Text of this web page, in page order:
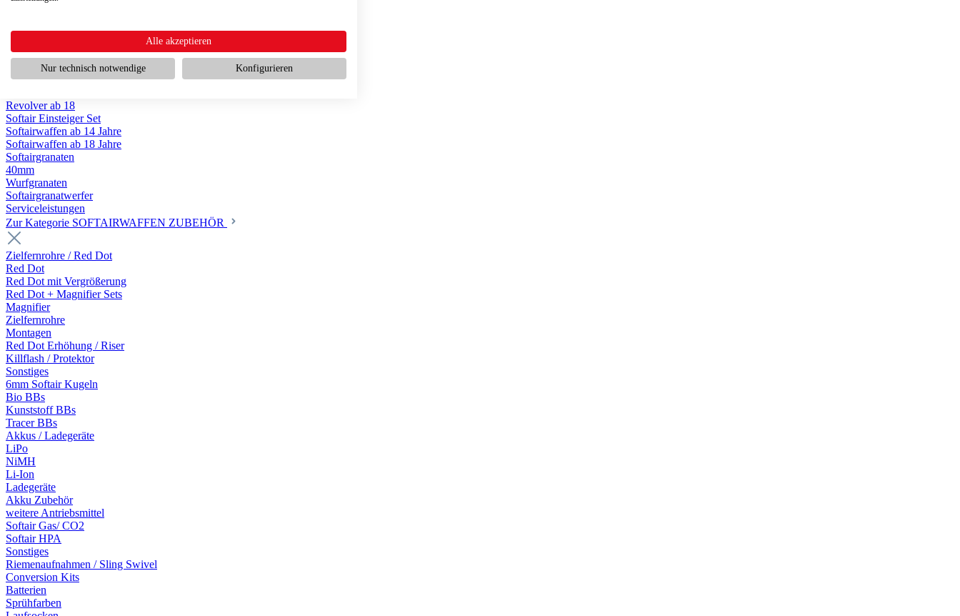
Scharfschützengewehr ab 18
Softair Pistolen
Softair Pistolen elektrisch ab 14
Softair Pistolen Federdruck ab 14
Softair Pistolen HPA Luftdruck ab 18
Revolver ab 18
Softair Einsteiger Set
Softairwaffen ab 14 Jahre
Softairwaffen ab 18 Jahre
Softairgranaten
40mm
Wurfgranaten
Softairgranatwerfer
Serviceleistungen
Zur Kategorie SOFTAIRWAFFEN ZUBEHÖR
Zielfernrohre / Red Dot
Red Dot
Red Dot mit Vergrößerung
Red Dot + Magnifier Sets
Magnifier
Zielfernrohre
Montagen
Red Dot Erhöhung / Riser
Killflash / Protektor
Sonstiges
6mm Softair Kugeln
Bio BBs
Kunststoff BBs
Tracer BBs
Akkus / Ladegeräte
LiPo
NiMH
Li-Ion
Ladegeräte
Akku Zubehör
weitere Antriebsmittel
Softair Gas/ CO2
Softair HPA
Sonstiges
Riemenaufnahmen / Sling Swivel
Conversion Kits
Batterien
Sprühfarben
Alle akzeptieren
Nur technisch notwendige Konfigurieren